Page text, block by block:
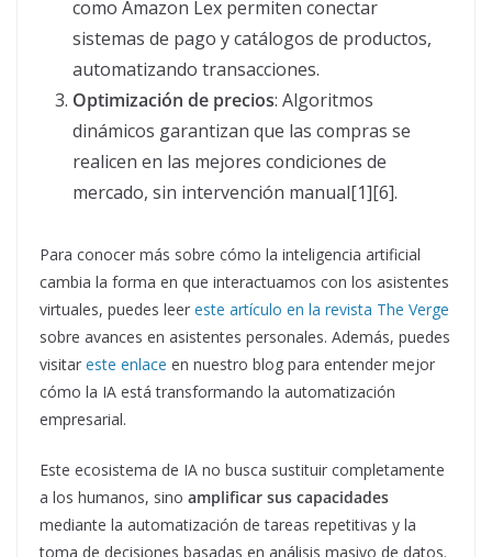
como Amazon Lex permiten conectar
sistemas de pago y catálogos de productos,
automatizando transacciones.
Optimización de precios: Algoritmos
dinámicos garantizan que las compras se
realicen en las mejores condiciones de
mercado, sin intervención manual[1][6].
Para conocer más sobre cómo la inteligencia artificial
cambia la forma en que interactuamos con los asistentes
virtuales, puedes leer este artículo en la revista The Verge
sobre avances en asistentes personales. Además, puedes
visitar este enlace en nuestro blog para entender mejor
cómo la IA está transformando la automatización
empresarial.
Este ecosistema de IA no busca sustituir completamente
a los humanos, sino amplificar sus capacidades
mediante la automatización de tareas repetitivas y la
toma de decisiones basadas en análisis masivo de datos.